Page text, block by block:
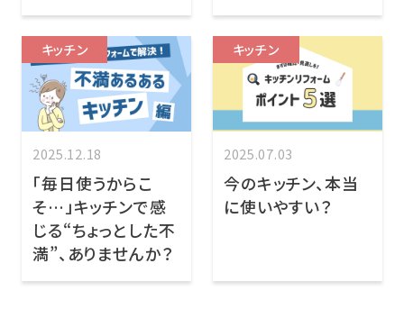
2025.12.18
キッチン
「毎日使うからこ
そ…」キッチンで感
じる“ちょっとした不
満”、ありませんか？
2025.07.03
キッチン
今のキッチン、本当
に使いやすい？